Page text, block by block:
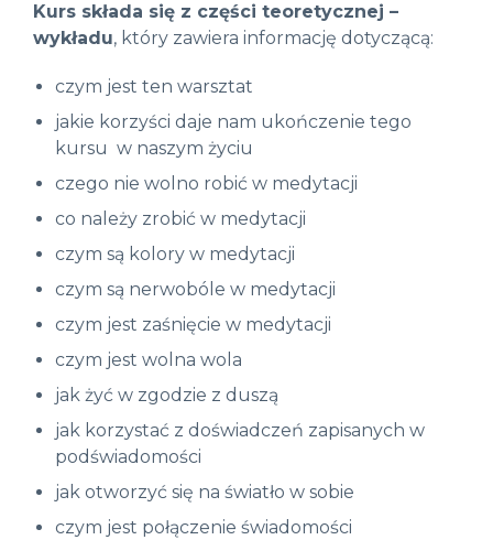
Kurs składa się z części teoretycznej –
wykładu, który zawiera informację dotyczącą:
czym jest ten warsztat
jakie korzyści daje nam ukończenie tego
kursu w naszym życiu
czego nie wolno robić w medytacji
co należy zrobić w medytacji
czym są kolory w medytacji
czym są nerwobóle w medytacji
czym jest zaśnięcie w medytacji
czym jest wolna wola
jak żyć w zgodzie z duszą
jak korzystać z doświadczeń zapisanych w
podświadomości
jak otworzyć się na światło w sobie
czym jest połączenie świadomości